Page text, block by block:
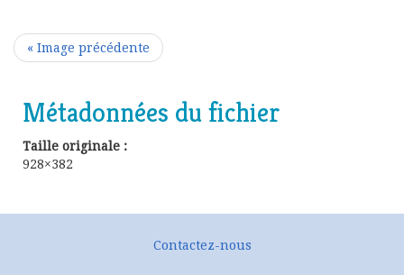
« Image précédente
Métadonnées du fichier
Taille originale :
928×382
Contactez-nous